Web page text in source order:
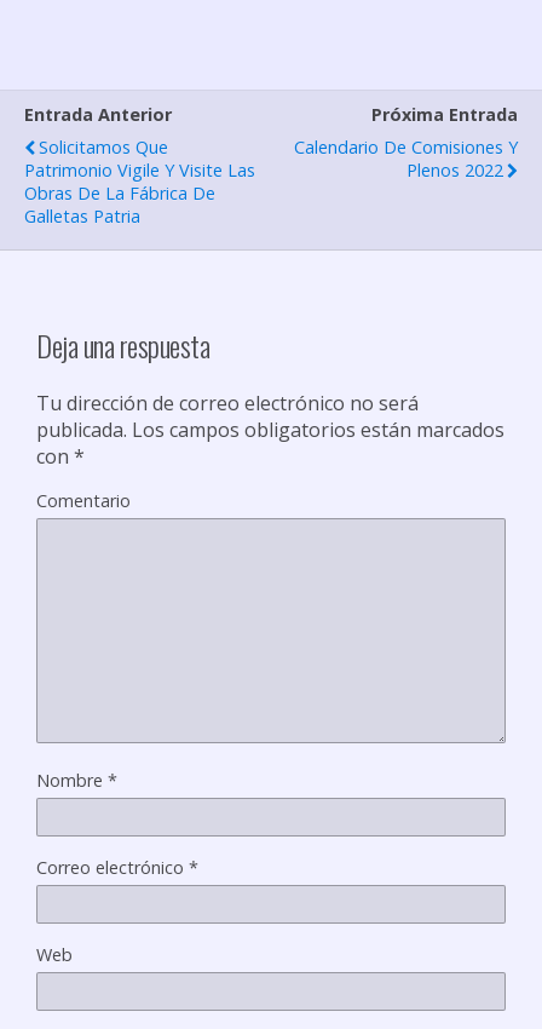
a
r
i
Entrada Anterior
Solicitamos Que
Patrimonio Vigile Y Visite Las
Obras De La Fábrica De
Galletas Patria
Próxima Entrada
Calendario De Comisiones Y
Plenos 2022
Deja una respuesta
Tu dirección de correo electrónico no será
publicada. Los campos obligatorios están marcados
con *
Comentario
Nombre *
Correo electrónico *
Web